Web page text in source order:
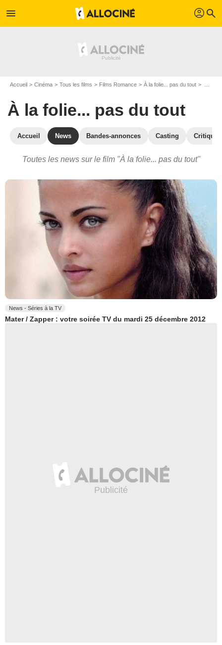
menu profil search
Accueil Cinéma Tous les films Films Romance À la folie... pas du tout
À la folie... pas du tout
Accueil News Bandes-annonces Casting
Toutes les news sur le film "À la folie... pas du tout"
News - Séries à la TV
Mater / Zapper : votre soirée TV du mardi 25 décembre 2012